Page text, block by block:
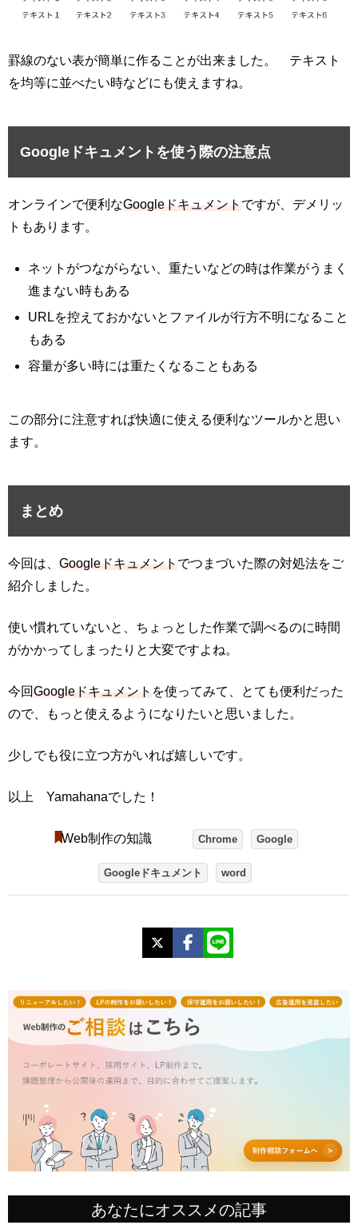
罫線のない表が簡単に作ることが出来ました。 テキスト
を均等に並べたい時などにも使えますね。
Googleドキュメントを使う際の注意点
オンラインで便利なGoogleドキュメントですが、デメリッ
トもあります。
ネットがつながらない、重たいなどの時は作業がうまく
進まない時もある
URLを控えておかないとファイルが行方不明になること
もある
容量が多い時には重たくなることもある
この部分に注意すれば快適に使える便利なツールかと思い
ます。
まとめ
今回は、 Googleドキュメントでつまづいた際の対処法をご
紹介しました。
使い慣れていないと、ちょっとした作業で調べるのに時間
がかかってしまったりと大変ですよね。
今回Googleドキュメントを使ってみて、とても便利だった
ので、もっと使えるようになりたいと思いました。
少しでも役に立つ方がいれば嬉しいです。
以上 Yamahanaでした！
Web制作の知識 Chrome Google
Googleドキュメント word
Facebook
あなたにオススメの記事